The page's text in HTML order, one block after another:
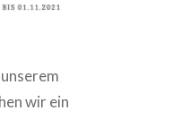
wir ein